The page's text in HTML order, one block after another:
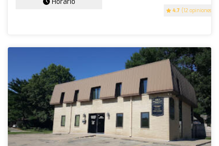
4.7 (12 opiniones)
Horario